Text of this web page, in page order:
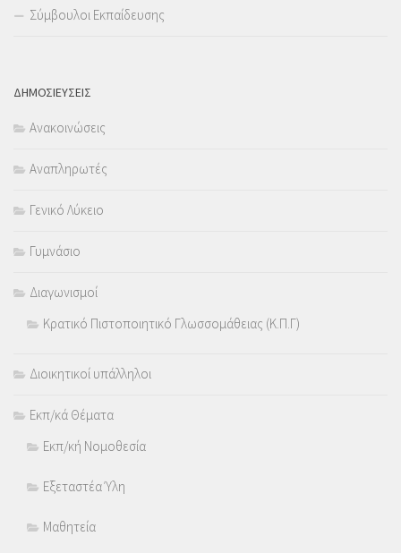
Σύμβουλοι Εκπαίδευσης
ΔΗΜΟΣΙΕΥΣΕΙΣ
Ανακοινώσεις
Αναπληρωτές
Γενικό Λύκειο
Γυμνάσιο
Διαγωνισμοί
Κρατικό Πιστοποιητικό Γλωσσομάθειας (Κ.Π.Γ)
Διοικητικοί υπάλληλοι
Εκπ/κά Θέματα
Εκπ/κή Νομοθεσία
Εξεταστέα Ύλη
Μαθητεία